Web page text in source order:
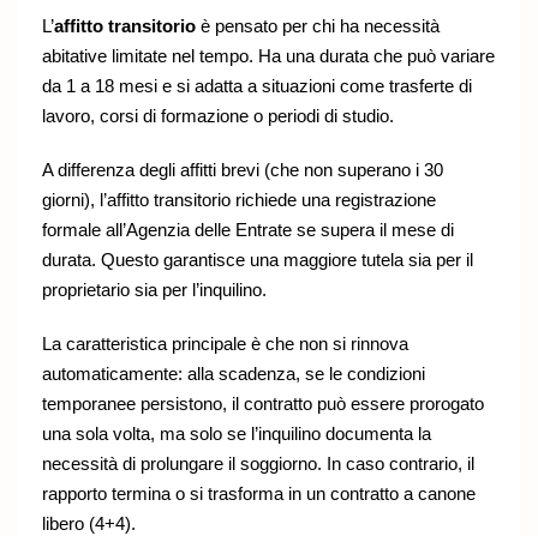
L’affitto transitorio è pensato per chi ha necessità
abitative limitate nel tempo. Ha una durata che può variare
da 1 a 18 mesi e si adatta a situazioni come trasferte di
lavoro, corsi di formazione o periodi di studio.
A differenza degli affitti brevi (che non superano i 30
giorni), l’affitto transitorio richiede una registrazione
formale all’Agenzia delle Entrate se supera il mese di
durata. Questo garantisce una maggiore tutela sia per il
proprietario sia per l’inquilino.
La caratteristica principale è che non si rinnova
automaticamente: alla scadenza, se le condizioni
temporanee persistono, il contratto può essere prorogato
una sola volta, ma solo se l’inquilino documenta la
necessità di prolungare il soggiorno. In caso contrario, il
rapporto termina o si trasforma in un contratto a canone
libero (4+4).